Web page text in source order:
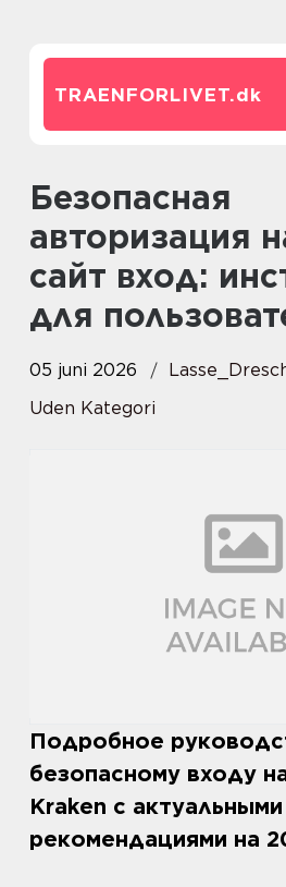
TRAENFORLIVET.dk
Безопасная
авторизация
сайт вход:
для
05 juni 2026
Uden Kategori
Подробное
безопасному входу
Kraken с актуальными
рекомендациями на